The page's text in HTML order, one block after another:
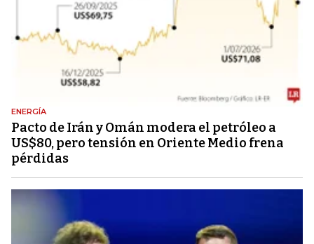
ENERGÍA
Pacto de Irán y Omán modera el petróleo a
US$80, pero tensión en Oriente Medio frena
pérdidas